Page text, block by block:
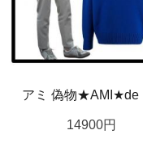
14900円